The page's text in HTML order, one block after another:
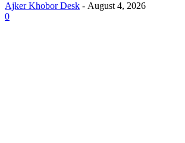
Ajker Khobor Desk - August 4, 2026
0